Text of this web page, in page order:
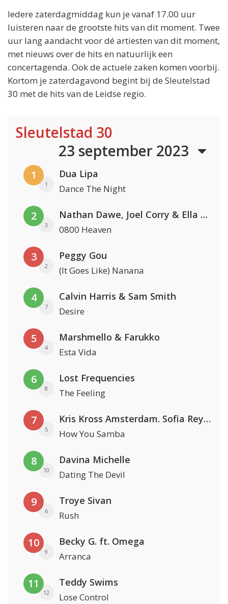
Iedere zaterdagmiddag kun je vanaf 17.00 uur
luisteren naar de grootste hits van dit moment. Twee
uur lang aandacht voor dé artiesten van dit moment,
met nieuws over de hits en natuurlijk een
concertagenda. Ook de actuele zaken komen voorbij.
Kortom je zaterdagavond begint bij de Sleutelstad
30 met de hits van de Leidse regio.
Sleutelstad 30
23 september 2023
1
1
Dua Lipa
Dance The Night
2
3
Nathan Dawe, Joel Corry & Ella Henderson
0800 Heaven
3
2
Peggy Gou
(It Goes Like) Nanana
4
7
Calvin Harris & Sam Smith
Desire
5
4
Marshmello & Farukko
Esta Vida
6
8
Lost Frequencies
The Feeling
7
5
Kris Kross Amsterdam. Sofia Reyes & Tinie Tempah
How You Samba
8
10
Davina Michelle
Dating The Devil
9
6
Troye Sivan
Rush
10
9
Becky G. ft. Omega
Arranca
11
12
Teddy Swims
Lose Control